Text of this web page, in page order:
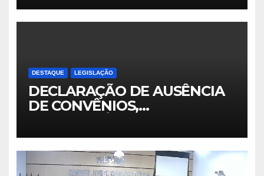
DESTAQUE LEGISLAÇÃO
DECLARAÇÃO DE AUSÊNCIA
DE CONVÊNIOS,
REALIZADAS OU RECEBIDAS